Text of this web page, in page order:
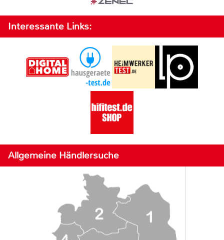
Interessante Links:
Allgemeine Händlersuche